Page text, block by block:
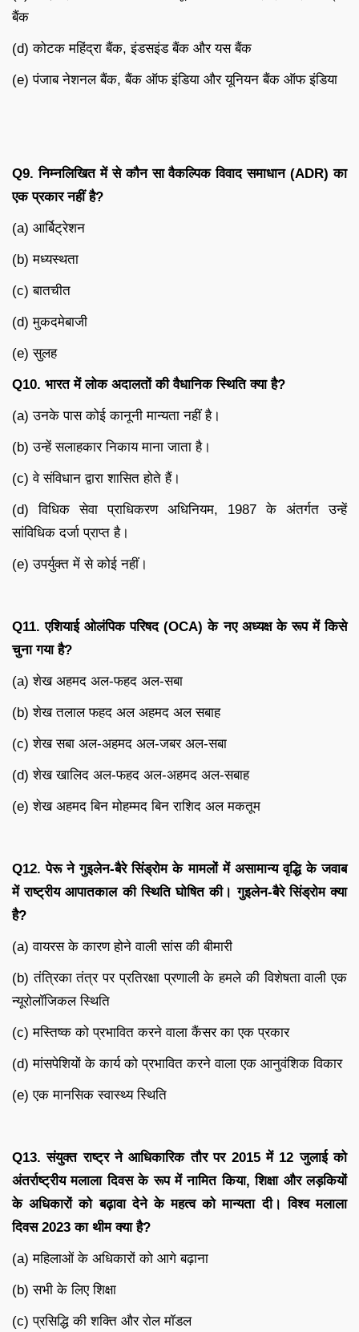
बैंक
(d) कोटक महिंद्रा बैंक, इंडसइंड बैंक और यस बैंक
(e) पंजाब नेशनल बैंक, बैंक ऑफ इंडिया और यूनियन बैंक ऑफ इंडिया
Q9.निम्नलिखित में से कौन सा वैकल्पिक विवाद समाधान (ADR)का
एक प्रकार नहीं है?
(a) आर्बिट्रेशन
(b) मध्यस्थता
(c) बातचीत
(d) मुकदमेबाजी
(e) सुलह
Q10. भारत में लोक अदालतों की वैधानिक स्थिति क्या है?
(a) उनके पास कोई कानूनी मान्यता नहीं है।
(b) उन्हें सलाहकार निकाय माना जाता है।
(c) वे संविधान द्वारा शासित होते हैं।
(d) विधिक सेवा प्राधिकरण अधिनियम, 1987 के अंतर्गत उन्हें
सांविधिक दर्जा प्राप्त है।
(e) उपर्युक्त में से कोई नहीं।
Q11.एशियाई ओलंपिक परिषद (OCA)के नए अध्यक्ष के रूप में किसे
चुना गया है?
(a) शेख अहमद अल-फहद अल-सबा
(b) शेख तलाल फहद अल अहमद अल सबाह
(c) शेख सबा अल-अहमद अल-जबर अल-सबा
(d) शेख खालिद अल-फहद अल-अहमद अल-सबाह
(e) शेख अहमद बिन मोहम्मद बिन राशिद अल मकतूम
Q12.पेरू ने गुइलेन-बैरे सिंड्रोम के मामलों में असामान्य वृद्धि के जवाब
में राष्ट्रीय आपातकाल की स्थिति घोषित की। गुइलेन-बैरे सिंड्रोम क्या
है?
(a) वायरस के कारण होने वाली सांस की बीमारी
(b) तंत्रिका तंत्र पर प्रतिरक्षा प्रणाली के हमले की विशेषता वाली एक
न्यूरोलॉजिकल स्थिति
(c) मस्तिष्क को प्रभावित करने वाला कैंसर का एक प्रकार
(d) मांसपेशियों के कार्य को प्रभावित करने वाला एक आनुवंशिक विकार
(e) एक मानसिक स्वास्थ्य स्थिति
Q13.संयुक्त राष्ट्र ने आधिकारिक तौर पर 2015में 12 जुलाई को
अंतर्राष्ट्रीय मलाला दिवस के रूप में नामित किया,शिक्षा और लड़कियों
के अधिकारों को बढ़ावा देने के महत्व को मान्यता दी। विश्व मलाला
दिवस2023 का थीम क्या है?
(a) महिलाओं के अधिकारों को आगे बढ़ाना
(b) सभी के लिए शिक्षा
(c) प्रसिद्धि की शक्ति और रोल मॉडल